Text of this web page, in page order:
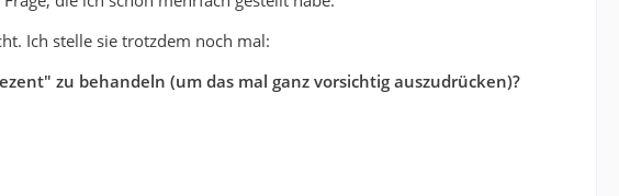
Ich stelle sie trotzdem noch mal:
zu behandeln (um das mal ganz vorsichtig auszudrücken)?